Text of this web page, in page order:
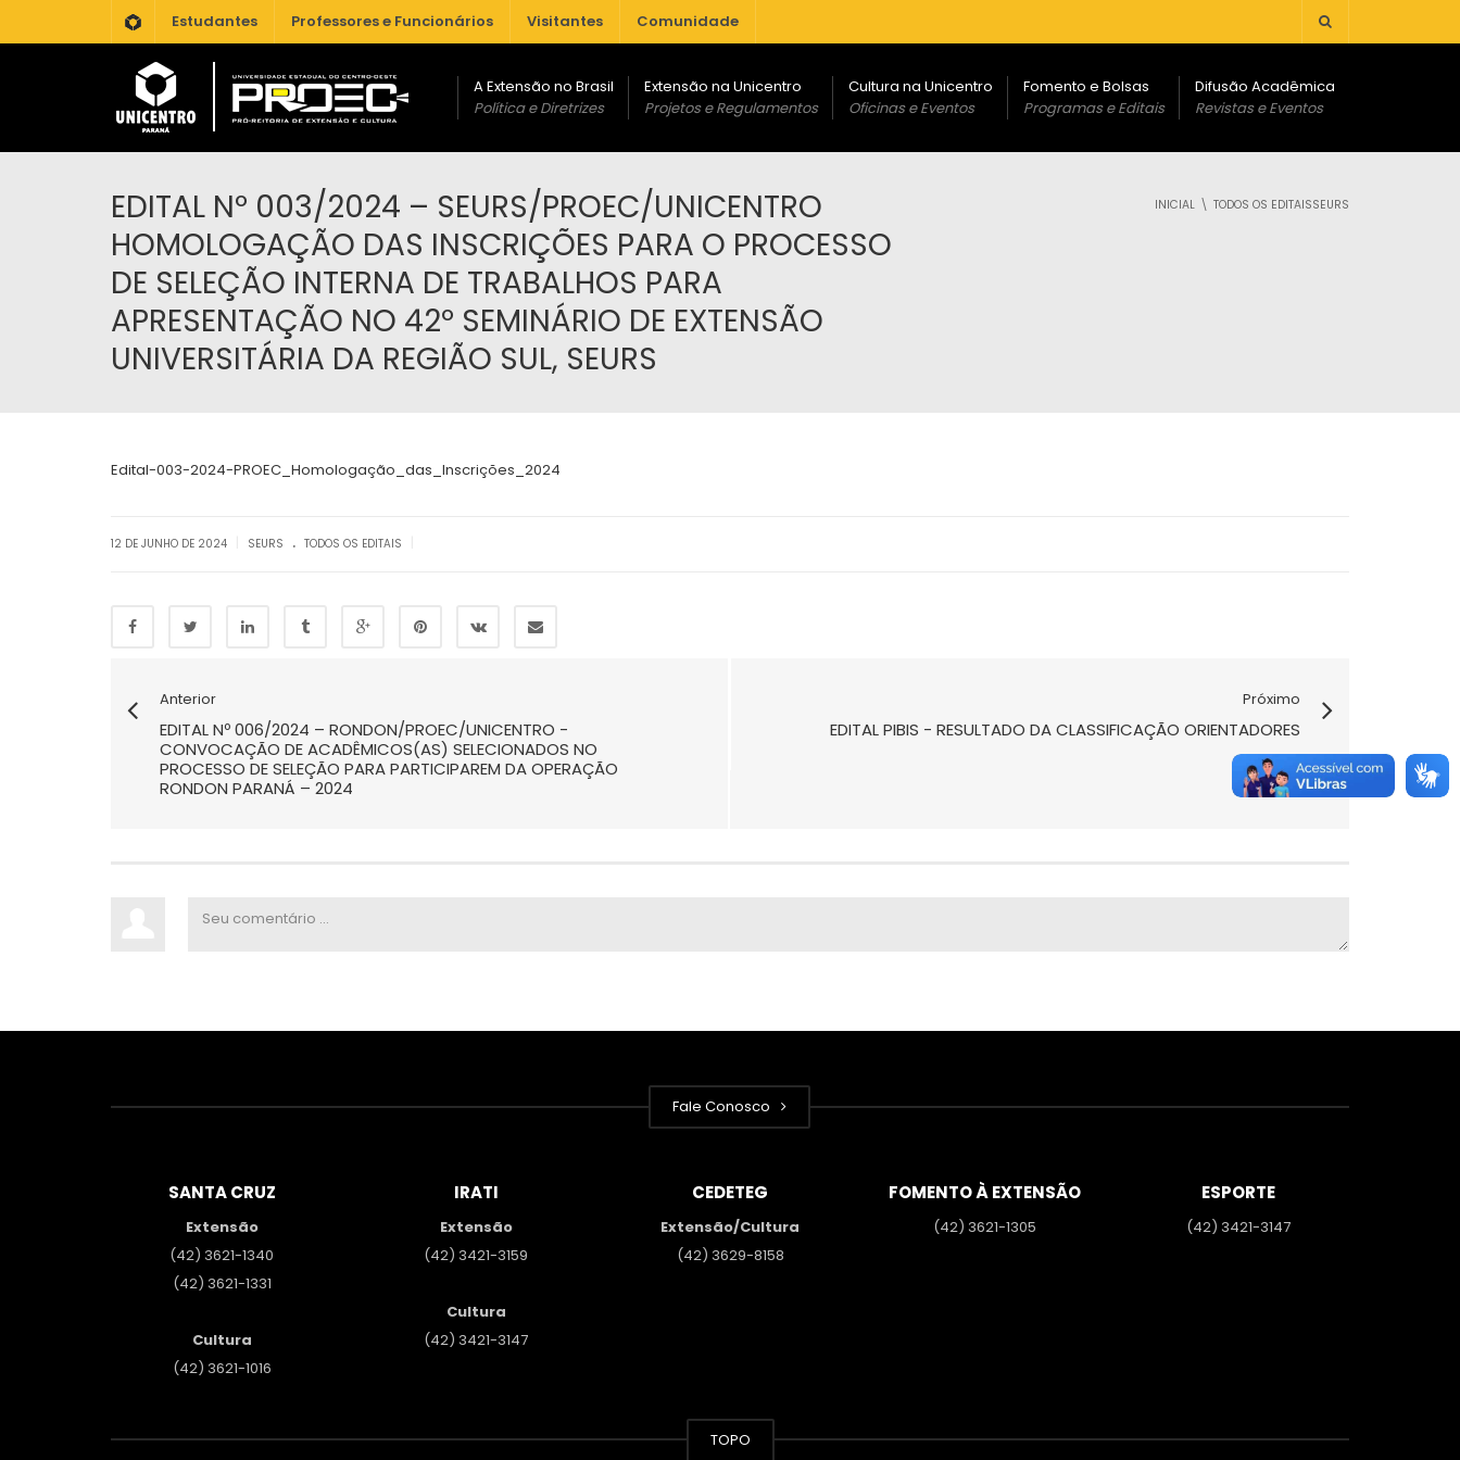
. Estudantes Professores e Funcionários Visitantes Comunidade
A Extensão no Brasil
Política e Diretrizes
Extensão na Unicentro
Projetos e Regulamentos
Cultura na Unicentro
Oficinas e Eventos
Fomento e Bolsas
Programas e Editais
Difusão Acadêmica
Revistas e Eventos
EDITAL Nº 003/2024 – SEURS/PROEC/UNICENTRO
HOMOLOGAÇÃO DAS INSCRIÇÕES PARA O PROCESSO
DE SELEÇÃO INTERNA DE TRABALHOS PARA
APRESENTAÇÃO NO 42º SEMINÁRIO DE EXTENSÃO
UNIVERSITÁRIA DA REGIÃO SUL, SEURS
INICIAL TODOS OS EDITAISSEURS
Edital-003-2024-PROEC_Homologação_das_Inscrições_2024
12 DE JUNHO DE 2024 SEURS . TODOS OS EDITAIS
Anterior
EDITAL Nº 006/2024 – RONDON/PROEC/UNICENTRO -
CONVOCAÇÃO DE ACADÊMICOS(AS) SELECIONADOS NO
PROCESSO DE SELEÇÃO PARA PARTICIPAREM DA OPERAÇÃO
RONDON PARANÁ – 2024
Próximo
EDITAL PIBIS - RESULTADO DA CLASSIFICAÇÃO ORIENTADORES
Fale Conosco
SANTA CRUZ
Extensão
(42) 3621-1340
(42) 3621-1331
Cultura
(42) 3621-1016
IRATI
Extensão
(42) 3421-3159
Cultura
(42) 3421-3147
CEDETEG
Extensão/Cultura
(42) 3629-8158
FOMENTO À EXTENSÃO
(42) 3621-1305
ESPORTE
(42) 3421-3147
TOPO